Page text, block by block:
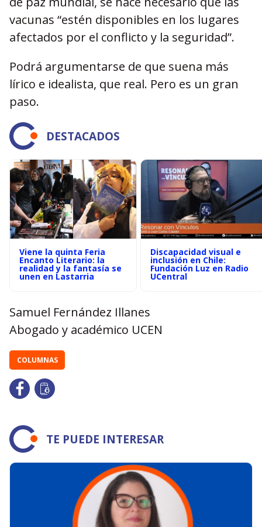
vacunas “estén disponibles en los lugares
afectados por el conflicto y la seguridad”.
Podrá argumentarse de que suena más
lírico e idealista, que real. Pero es un gran
paso.
DESTACADOS
Viene la quinta Feria
Encanto Literario: la
realidad y la fantasía se
unen en Lastarria
Discapacidad visual e
inclusión en Chile:
Fundación Luz en Radio
UCentral
Samuel Fernández Illanes
Abogado y académico UCEN
COLUMNAS
TE PUEDE INTERESAR